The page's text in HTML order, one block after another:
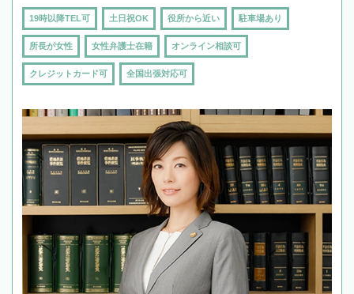
19時以降TEL可 土日祝OK 役所から近い 駐車場あり
所長が女性 女性弁護士在籍 オンライン相談可
クレジットカード可 全国出張対応可